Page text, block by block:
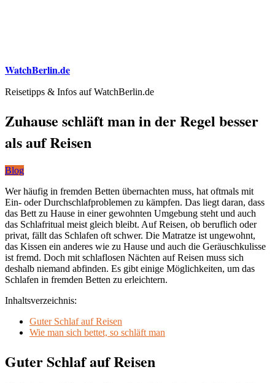
WatchBerlin.de
Reisetipps & Infos auf WatchBerlin.de
Zuhause schläft man in der Regel besser
als auf Reisen
Blog
Wer häufig in fremden Betten übernachten muss, hat oftmals mit
Ein- oder Durchschlafproblemen zu kämpfen. Das liegt daran, dass
das Bett zu Hause in einer gewohnten Umgebung steht und auch
das Schlafritual meist gleich bleibt. Auf Reisen, ob beruflich oder
privat, fällt das Schlafen oft schwer. Die Matratze ist ungewohnt,
das Kissen ein anderes wie zu Hause und auch die Geräuschkulisse
ist fremd. Doch mit schlaflosen Nächten auf Reisen muss sich
deshalb niemand abfinden. Es gibt einige Möglichkeiten, um das
Schlafen in fremden Betten zu erleichtern.
Inhaltsverzeichnis:
Guter Schlaf auf Reisen
Wie man sich bettet, so schläft man
Guter Schlaf auf Reisen